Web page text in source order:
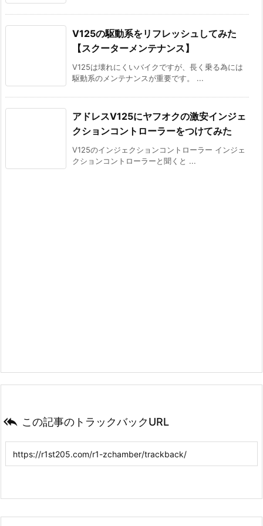
V125の駆動系をリフレッシュしてみた
【スクーターメンテナンス】
V125は壊れにくいバイクですが、長く乗る為には
駆動系のメンテナンスが重要です。 ...
アドレスV125にヤフオクの激安インジェ
クションコントローラーをつけてみた
V125のインジェクションコントローラー インジェ
クションコントローラーと聞くと ...
 この記事のトラックバックURL